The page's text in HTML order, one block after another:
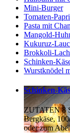
Mini-Burger
Tomaten-
Pasta mit
Mangold-
Kukuruz-
Brokkoli-
Schinken-
Wurstknödel
Schinken-
ZUTATEN 8
Bergkäse,
oder zum